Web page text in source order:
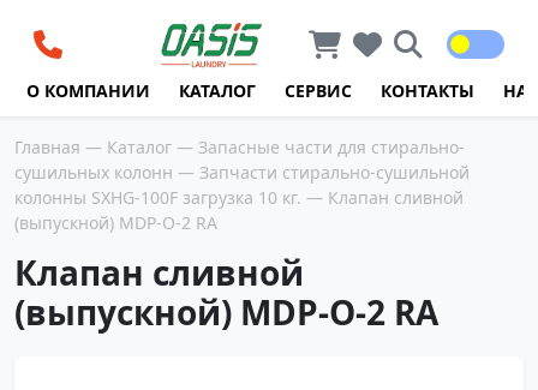
О КОМПАНИИ КАТАЛОГ СЕРВИС КОНТАКТЫ
Главная — Каталог — Запасные части для стирально-
сушильных колонн — Запчасти стирально-сушильной
колонны SXHG-100F загрузка 10 кг. — Клапан сливной
(выпускной) MDP-O-2 RA
Клапан сливной
(выпускной) MDP-O-2 RA